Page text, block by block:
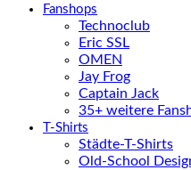
Fanshops
Technoclub
Eric SSL
OMEN
Jay Frog
Captain Jack
35+ weitere
T-Shirts
Städte-T-Shirts
Old-School